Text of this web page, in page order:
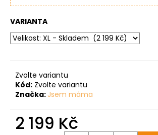
VARIANTA
Zvolte variantu
Kód: Zvolte variantu
Značka: Jsem máma
2 199 Kč